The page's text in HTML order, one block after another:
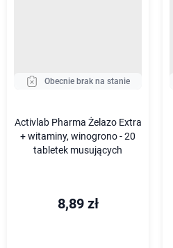
Obecnie brak na stanie
Activlab Pharma Żelazo Extra
+ witaminy, winogrono - 20
tabletek musujących
8,89 zł